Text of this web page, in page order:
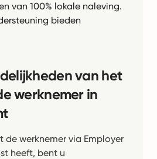
van 100% lokale naleving.
bieden
van het
werknemer in
de werknemer via Employer
heeft, bent u